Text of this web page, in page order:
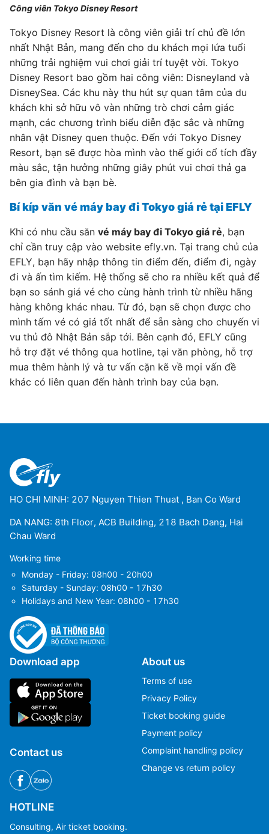
Công viên Tokyo Disney Resort
Tokyo Disney Resort là công viên giải trí chủ đề lớn
nhất Nhật Bản, mang đến cho du khách mọi lứa tuổi
những trải nghiệm vui chơi giải trí tuyệt vời. Tokyo
Disney Resort bao gồm hai công viên: Disneyland và
DisneySea. Các khu này thu hút sự quan tâm của du
khách khi sở hữu vô vàn những trò chơi cảm giác
mạnh, các chương trình biểu diễn đặc sắc và những
nhân vật Disney quen thuộc. Đến với Tokyo Disney
Resort, bạn sẽ được hòa mình vào thế giới cổ tích đầy
màu sắc, tận hưởng những giây phút vui chơi thả ga
bên gia đình và bạn bè.
Bí kíp văn vé máy bay đi Tokyo giá rẻ tại EFLY
Khi có nhu cầu săn vé máy bay đi Tokyo giá rẻ, bạn
chỉ cần truy cập vào website efly.vn. Tại trang chủ của
EFLY, bạn hãy nhập thông tin điểm đến, điểm đi, ngày
đi và ấn tìm kiếm. Hệ thống sẽ cho ra nhiều kết quả để
bạn so sánh giá vé cho cùng hành trình từ nhiều hãng
hàng không khác nhau. Từ đó, bạn sẽ chọn được cho
mình tấm vé có giá tốt nhất để sẵn sàng cho chuyến vi
vu thủ đô Nhật Bản sắp tới. Bên cạnh đó, EFLY cũng
hỗ trợ đặt vé thông qua hotline, tại văn phòng, hỗ trợ
mua thêm hành lý và tư vấn cặn kẽ về mọi vấn đề
khác có liên quan đến hành trình bay của bạn.
HO CHI MINH: 207 Nguyen Thien Thuat , Ban Co Ward
DA NANG: 8th Floor, ACB Building, 218 Bach Dang, Hai
Chau Ward
Working time
Monday - Friday: 08h00 - 20h00
Saturday - Sunday: 08h00 - 17h30
Holidays and New Year: 08h00 - 17h30
Download app
Contact us
About us
Terms of use
Privacy Policy
Ticket booking guide
Payment policy
Complaint handling policy
Change vs return policy
HOTLINE
Consulting, Air ticket booking.